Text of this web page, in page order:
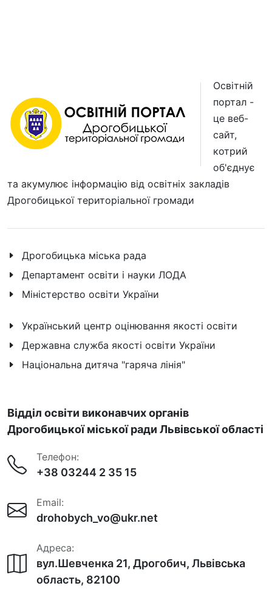
Освітній
портал -
це веб-
сайт,
котрий
об'єднує
та акумулює інформацію від освітніх закладів
Дрогобицької територіальної громади
Дрогобицька міська рада
Департамент освіти і науки ЛОДА
Міністерство освіти України
Український центр оцінювання якості освіти
Державна служба якості освіти України
Національна дитяча "гаряча лінія"
Відділ освіти виконавчих органів
Дрогобицької міської ради Львівської області
Телефон:
+38 03244 2 35 15
Email:
drohobych_vo@ukr.net
Адреса:
вул.Шевченка 21, Дрогобич, Львівська
область, 82100